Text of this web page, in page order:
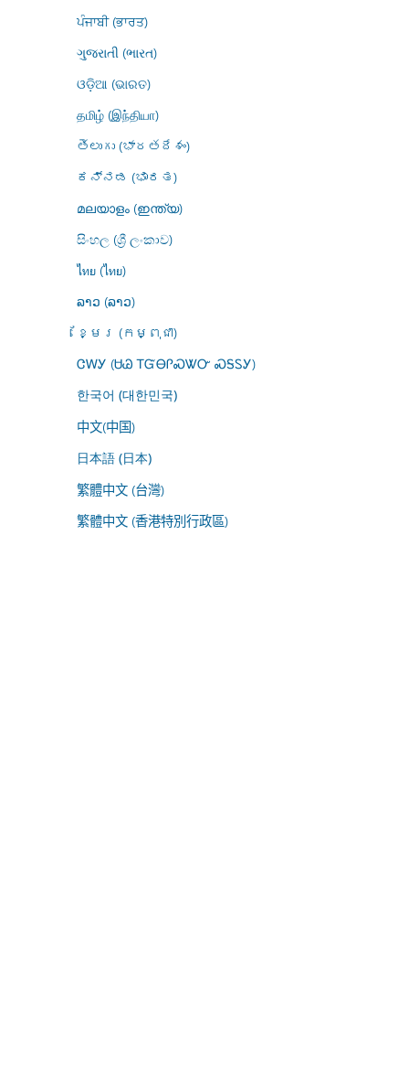
ਪੰਜਾਬੀ (ਭਾਰਤ)
ગુજરાતી (ભારત)
ଓଡ଼ିଆ (ଭାରତ)
தமிழ் (இந்தியா)
తెలుగు (భారతదేశం)
ಕನ್ನಡ (ಭಾರತ)
മലയാളം (ഇന്ത്യ)
සිංහල (ශ්‍රී ලංකාව)
ไทย (ไทย)
ລາວ (ລາວ)
ខ្មែរ (កម្ពុជា)
ᏣᎳᎩ (ᏌᏊ ᎢᏳᎾᎵᏍᏔᏅ ᏍᎦᏚᎩ)
한국어 (대한민국)
中文(中国)
日本語 (日本)
繁體中文 (台灣)
繁體中文 (香港特別行政區)